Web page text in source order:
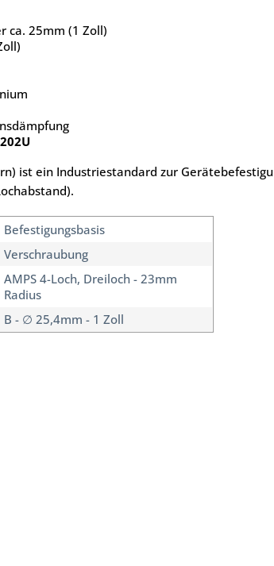
ca. 25mm (1 Zoll)
ist ein Industriestandard zur
Befestigungsbasis
Verschraubung
AMPS 4-Loch, Dreiloch - 23mm
Radius
B - ∅ 25,4mm - 1 Zoll